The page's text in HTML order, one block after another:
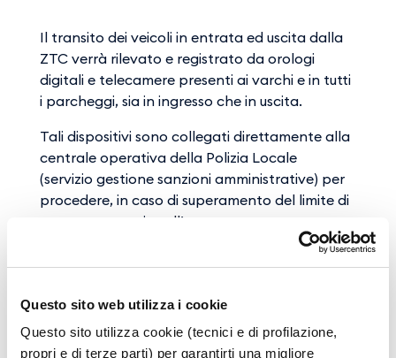
Questo sito web utilizza i cookie
Questo sito utilizza cookie (tecnici e di profilazione,
propri e di terze parti) per garantirti una migliore
Il transito dei veicoli in entrata ed uscita dalla
ZTC verrà rilevato e registrato da orologi
digitali e telecamere presenti ai varchi e in tutti
i parcheggi, sia in ingresso che in uscita.
Tali dispositivi sono collegati direttamente alla
centrale operativa della Polizia Locale
(servizio gestione sanzioni amministrative) per
procedere, in caso di superamento del limite di
tempo consentito all’accertamento
automatico delle violazioni amministrative che
prevedono una multa da 80 a 318 euro (Legge
Permessi di accesso